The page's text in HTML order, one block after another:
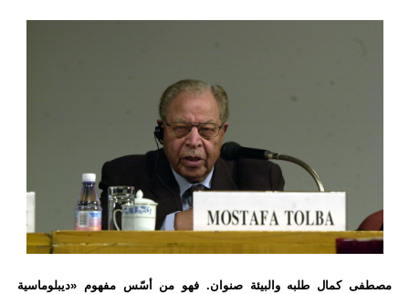
مصطفى كمال طلبه والبيئة صنوان. فهو من أسّس مفهوم «ديبلوماسية